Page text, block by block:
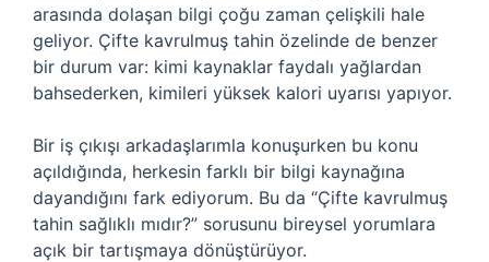
arasında dolaşan bilgi çoğu zaman çelişkili hale
geliyor. Çifte kavrulmuş tahin özelinde de benzer
bir durum var: kimi kaynaklar faydalı yağlardan
bahsederken, kimileri yüksek kalori uyarısı yapıyor.
Bir iş çıkışı arkadaşlarımla konuşurken bu konu
açıldığında, herkesin farklı bir bilgi kaynağına
dayandığını fark ediyorum. Bu da “Çifte kavrulmuş
tahin sağlıklı mıdır?” sorusunu bireysel yorumlara
açık bir tartışmaya dönüştürüyor.